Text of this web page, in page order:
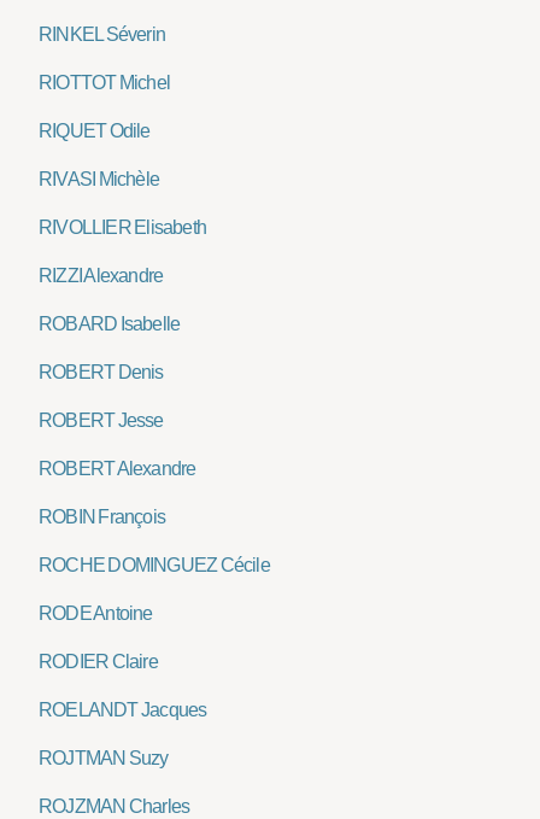
RINKEL Séverin
RIOTTOT Michel
RIQUET Odile
RIVASI Michèle
RIVOLLIER Elisabeth
RIZZI Alexandre
ROBARD Isabelle
ROBERT Denis
ROBERT Jesse
ROBERT Alexandre
ROBIN François
ROCHE DOMINGUEZ Cécile
RODE Antoine
RODIER Claire
ROELANDT Jacques
ROJTMAN Suzy
ROJZMAN Charles